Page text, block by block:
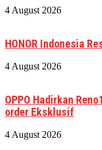
4 August 2026
HONOR Indonesia
4 August 2026
OPPO Hadirkan
order Eksklusif
4 August 2026